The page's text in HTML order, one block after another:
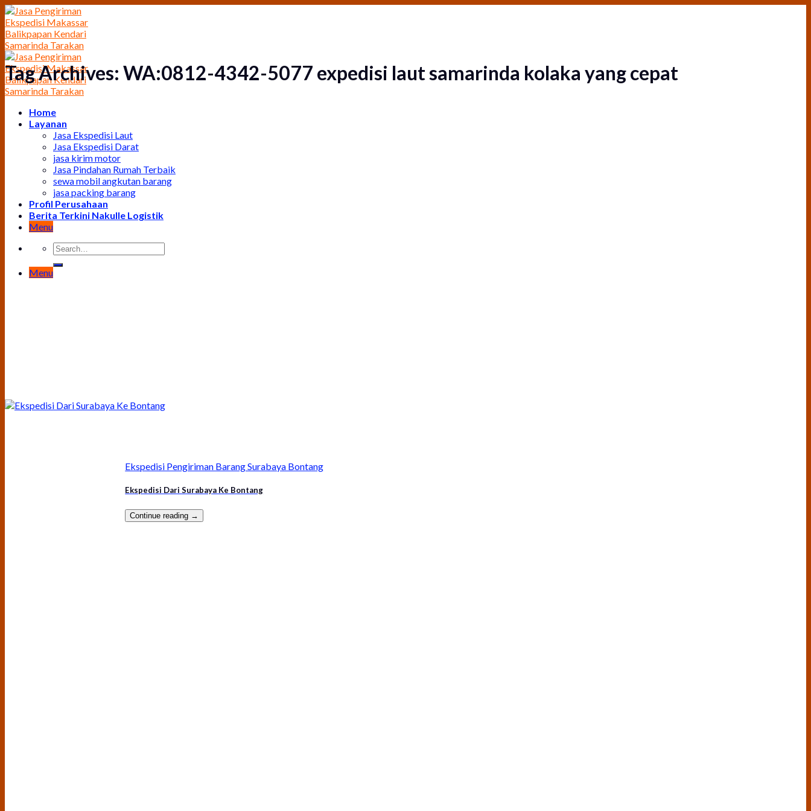
Skip
to
content
Home
Layanan
Jasa Ekspedisi Laut
Jasa Ekspedisi Darat
jasa kirim motor
Jasa Pindahan Rumah Terbaik
sewa mobil angkutan barang
jasa packing barang
Profil Perusahaan
Berita Terkini Nakulle Logistik
Menu
Menu
Tag Archives: WA:0812-4342-5077 expedisi laut samarinda kolaka yang cepat
Ekspedisi Pengiriman Barang Surabaya Bontang
Ekspedisi Dari Surabaya Ke Bontang
Continue reading →